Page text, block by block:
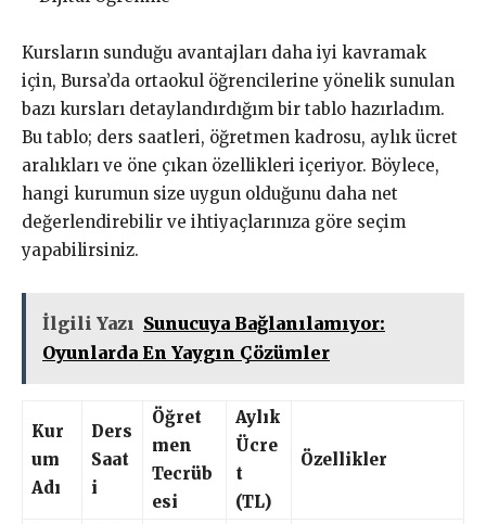
Kursların sunduğu avantajları daha iyi kavramak
için, Bursa’da ortaokul öğrencilerine yönelik sunulan
bazı kursları detaylandırdığım bir tablo hazırladım.
Bu tablo; ders saatleri, öğretmen kadrosu, aylık ücret
aralıkları ve öne çıkan özellikleri içeriyor. Böylece,
hangi kurumun size uygun olduğunu daha net
değerlendirebilir ve ihtiyaçlarınıza göre seçim
yapabilirsiniz.
İlgili Yazı Sunucuya Bağlanılamıyor:
Oyunlarda En Yaygın Çözümler
Kur
um
Adı
Ders
Saat
i
Öğret
men
Tecrüb
esi
Aylık
Ücre
t
(TL)
Özellikler